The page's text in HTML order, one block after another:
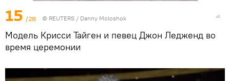
15 /28 © REUTERS / Danny Moloshok
Модель Крисси Тайген и певец Джон Ледженд во
время церемонии